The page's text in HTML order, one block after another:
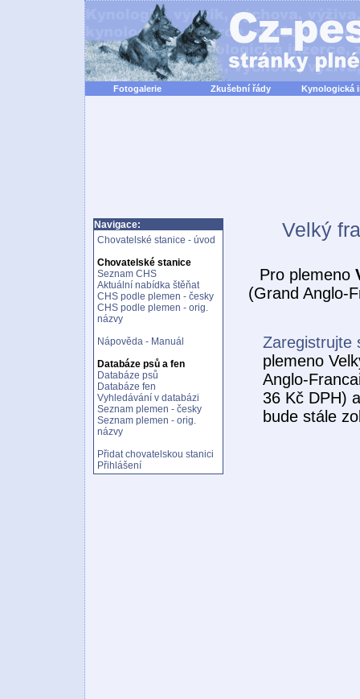
Fotogalerie Zkušební řády Kynologická
Navigace:
Chovatelské stanice - úvod
Chovatelské stanice
Seznam CHS
Aktuální nabídka štěňat
CHS podle plemen - česky
CHS podle plemen - orig.
názvy
Nápověda - Manuál
Databáze psů a fen
Databáze psů
Databáze fen
Vyhledávání v databázi
Seznam plemen - česky
Seznam plemen - orig.
názvy
Přidat chovatelskou stanici
Přihlášení
Velký
Pro plemeno
(Grand Anglo-
Zaregistrujte
plemeno
Anglo-
36 Kč DPH)
bude stále